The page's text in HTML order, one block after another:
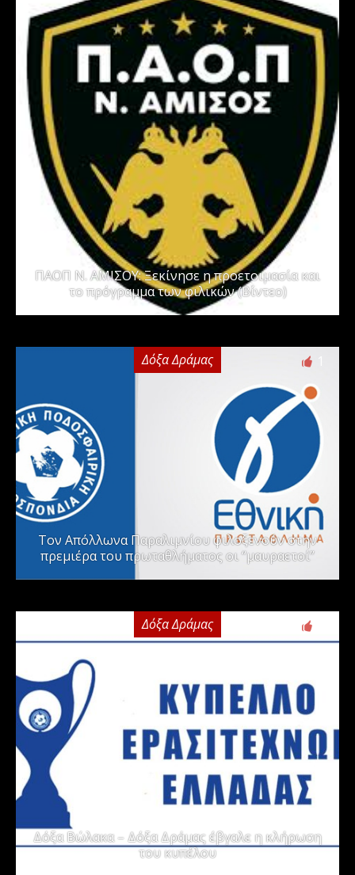
ΠΑΟΠ Ν. ΑΜΙΣΟΥ: Ξεκίνησε η προετοιμασία και
το πρόγραμμα των φιλικών (Βίντεο)
Δόξα Δράμας
Τον Απόλλωνα Παραλιμνίου φιλοξενούν στην
πρεμιέρα του πρωταθλήματος οι “μαυραετοί”
Δόξα Δράμας
Δόξα Βώλακα – Δόξα Δράμας έβγαλε η κλήρωση
του κυπέλου